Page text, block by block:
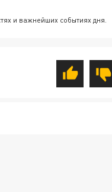
и важнейших событиях дня.